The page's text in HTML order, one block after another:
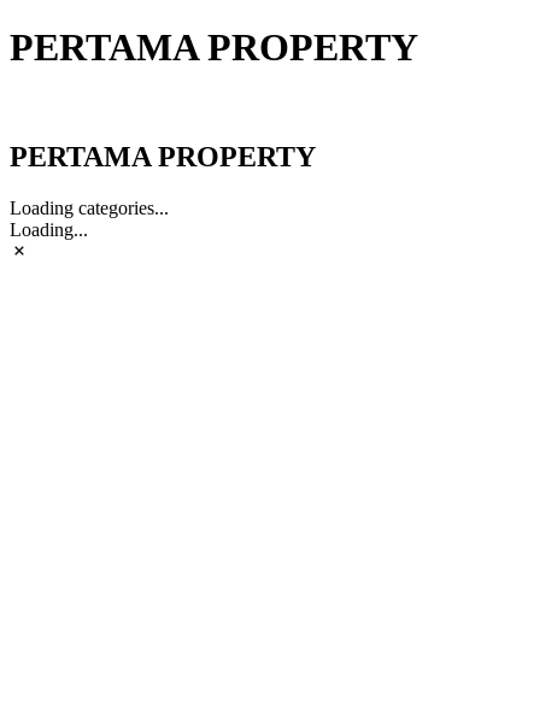
PERTAMA PROPERTY
PERTAMA PROPERTY
Loading categories...
Loading...